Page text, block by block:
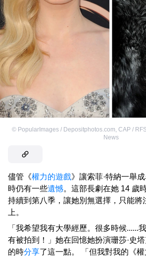
© PopularImages / Depositphotos.com, CAP /
News
儘管《權力的遊戲》讓索菲·特納一舉
時仍有一些遺憾。這部長劇在她 14 歲
持續到第八季，讓她別無選擇，只能將
上。
「我希望我有大學經歷。很多時候......
有被拍到！」她在回憶她扮演珊莎·史
的時分享了這一點。 「但我對我的《